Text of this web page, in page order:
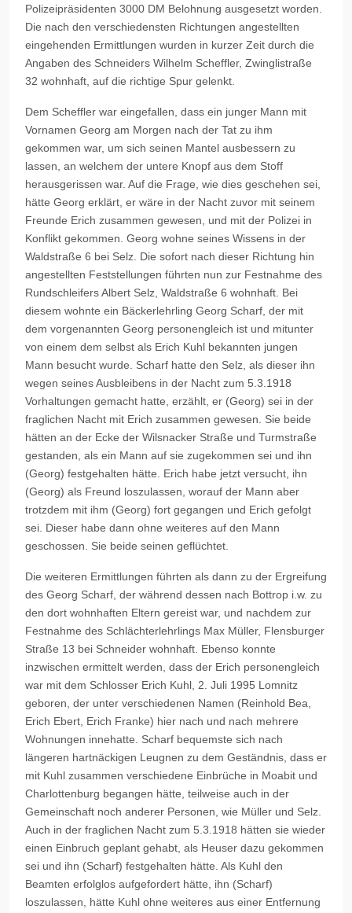
Polizeipräsidenten 3000 DM Belohnung ausgesetzt worden.
Die nach den verschiedensten Richtungen angestellten
eingehenden Ermittlungen wurden in kurzer Zeit durch die
Angaben des Schneiders Wilhelm Scheffler, Zwinglistraße
32 wohnhaft, auf die richtige Spur gelenkt.
Dem Scheffler war eingefallen, dass ein junger Mann mit
Vornamen Georg am Morgen nach der Tat zu ihm
gekommen war, um sich seinen Mantel ausbessern zu
lassen, an welchem der untere Knopf aus dem Stoff
herausgerissen war. Auf die Frage, wie dies geschehen sei,
hätte Georg erklärt, er wäre in der Nacht zuvor mit seinem
Freunde Erich zusammen gewesen, und mit der Polizei in
Konflikt gekommen. Georg wohne seines Wissens in der
Waldstraße 6 bei Selz. Die sofort nach dieser Richtung hin
angestellten Feststellungen führten nun zur Festnahme des
Rundschleifers Albert Selz, Waldstraße 6 wohnhaft. Bei
diesem wohnte ein Bäckerlehrling Georg Scharf, der mit
dem vorgenannten Georg personengleich ist und mitunter
von einem dem selbst als Erich Kuhl bekannten jungen
Mann besucht wurde. Scharf hatte den Selz, als dieser ihn
wegen seines Ausbleibens in der Nacht zum 5.3.1918
Vorhaltungen gemacht hatte, erzählt, er (Georg) sei in der
fraglichen Nacht mit Erich zusammen gewesen. Sie beide
hätten an der Ecke der Wilsnacker Straße und Turmstraße
gestanden, als ein Mann auf sie zugekommen sei und ihn
(Georg) festgehalten hätte. Erich habe jetzt versucht, ihn
(Georg) als Freund loszulassen, worauf der Mann aber
trotzdem mit ihm (Georg) fort gegangen und Erich gefolgt
sei. Dieser habe dann ohne weiteres auf den Mann
geschossen. Sie beide seinen geflüchtet.
Die weiteren Ermittlungen führten als dann zu der Ergreifung
des Georg Scharf, der während dessen nach Bottrop i.w. zu
den dort wohnhaften Eltern gereist war, und nachdem zur
Festnahme des Schlächterlehrlings Max Müller, Flensburger
Straße 13 bei Schneider wohnhaft. Ebenso konnte
inzwischen ermittelt werden, dass der Erich personengleich
war mit dem Schlosser Erich Kuhl, 2. Juli 1995 Lomnitz
geboren, der unter verschiedenen Namen (Reinhold Bea,
Erich Ebert, Erich Franke) hier nach und nach mehrere
Wohnungen innehatte. Scharf bequemste sich nach
längeren hartnäckigen Leugnen zu dem Geständnis, dass er
mit Kuhl zusammen verschiedene Einbrüche in Moabit und
Charlottenburg begangen hätte, teilweise auch in der
Gemeinschaft noch anderer Personen, wie Müller und Selz.
Auch in der fraglichen Nacht zum 5.3.1918 hätten sie wieder
einen Einbruch geplant gehabt, als Heuser dazu gekommen
sei und ihn (Scharf) festgehalten hätte. Als Kuhl den
Beamten erfolglos aufgefordert hätte, ihn (Scharf)
loszulassen, hätte Kuhl ohne weiteres aus einer Entfernung